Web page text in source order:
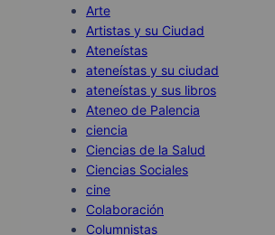
Arte
Artistas y su Ciudad
Ateneístas
ateneístas y su ciudad
ateneístas y sus libros
Ateneo de Palencia
ciencia
Ciencias de la Salud
Ciencias Sociales
cine
Colaboración
Columnistas